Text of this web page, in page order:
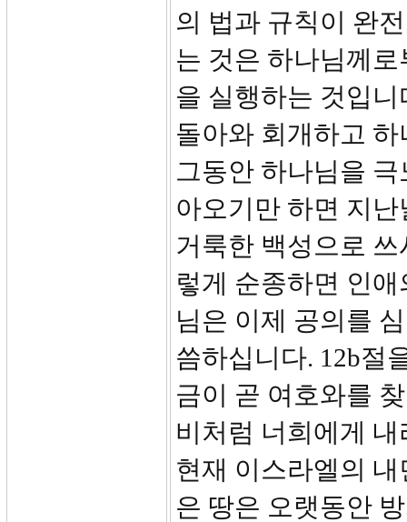
의 법과 규칙이 완
는 것은 하나님께
을 실행하는 것입
돌아와 회개하고
그동안 하나님을
아오기만 하면 지
거룩한 백성으로
렇게 순종하면 인
님은 이제 공의를
씀하십니다. 12b절
금이 곧 여호와를
비처럼 너희에게 내
현재 이스라엘의
은 땅은 오랫동안